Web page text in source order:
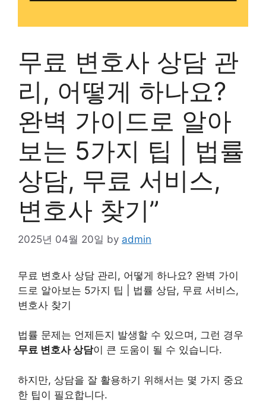
무료 변호사 상담 관
리, 어떻게 하나요?
완벽 가이드로 알아
보는 5가지 팁 | 법률
상담, 무료 서비스,
변호사 찾기”
2025년 04월 20일 by admin
무료 변호사 상담 관리, 어떻게 하나요? 완벽 가이
드로 알아보는 5가지 팁 | 법률 상담, 무료 서비스,
변호사 찾기
법률 문제는 언제든지 발생할 수 있으며, 그런 경우
무료 변호사 상담이 큰 도움이 될 수 있습니다.
하지만, 상담을 잘 활용하기 위해서는 몇 가지 중요
한 팁이 필요합니다.